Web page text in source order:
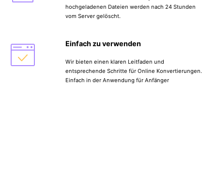
hochgeladenen Dateien werden nach 24 Stunden
vom Server gelöscht.
Einfach zu verwenden
Wir bieten einen klaren Leitfaden und
entsprechende Schritte für Online Konvertierungen.
Einfach in der Anwendung für Anfänger